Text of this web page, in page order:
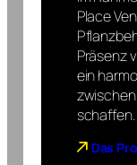
Place
Präsenz
ein
schaffen.
Das